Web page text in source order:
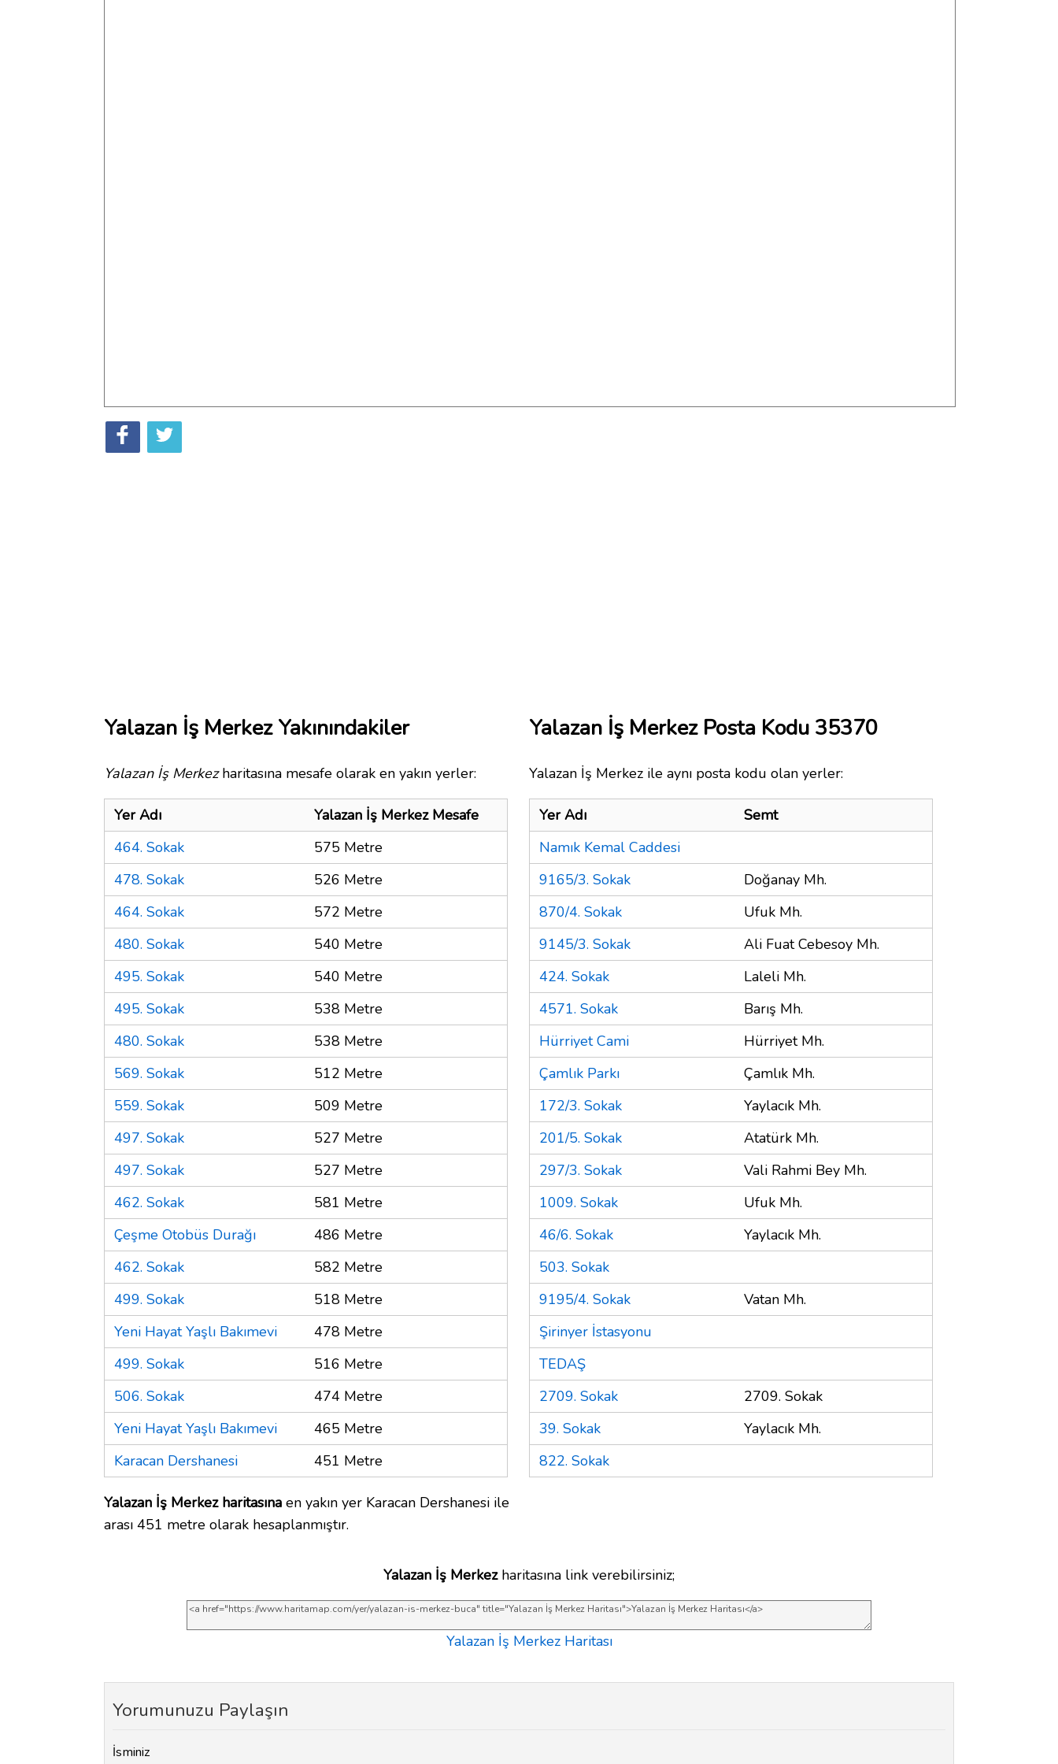
Yalazan İş Merkez Yakınındakiler
Yalazan İş Merkezharitasına mesafe olarak en yakın yerler:
Yer Adı
Yalazan İş Merkez Mesafe
464. Sokak
575 Metre
478. Sokak
526 Metre
464. Sokak
572 Metre
480. Sokak
540 Metre
495. Sokak
540 Metre
495. Sokak
538 Metre
480. Sokak
538 Metre
569. Sokak
512 Metre
559. Sokak
509 Metre
497. Sokak
527 Metre
497. Sokak
527 Metre
462. Sokak
581 Metre
Çeşme Otobüs Durağı
486 Metre
462. Sokak
582 Metre
499. Sokak
518 Metre
Yeni Hayat Yaşlı Bakımevi
478 Metre
499. Sokak
516 Metre
506. Sokak
474 Metre
Yeni Hayat Yaşlı Bakımevi
465 Metre
Karacan Dershanesi
451 Metre
Yalazan İş Merkez haritasına en yakın yer Karacan Dershanesi ile
arası 451 metre olarak hesaplanmıştır.
Yalazan İş Merkez Posta Kodu 35370
Yalazan İş Merkez ile aynı posta kodu olan yerler:
Yer Adı
Semt
Namık Kemal Caddesi
9165/3. Sokak
Doğanay Mh.
870/4. Sokak
Ufuk Mh.
9145/3. Sokak
Ali Fuat Cebesoy Mh.
424. Sokak
Laleli Mh.
4571. Sokak
Barış Mh.
Hürriyet Cami
Hürriyet Mh.
Çamlık Parkı
Çamlık Mh.
172/3. Sokak
Yaylacık Mh.
201/5. Sokak
Atatürk Mh.
297/3. Sokak
Vali Rahmi Bey Mh.
1009. Sokak
Ufuk Mh.
46/6. Sokak
Yaylacık Mh.
503. Sokak
9195/4. Sokak
Vatan Mh.
Şirinyer İstasyonu
TEDAŞ
2709. Sokak
2709. Sokak
39. Sokak
Yaylacık Mh.
822. Sokak
Yalazan İş Merkezharitasına link verebilirsiniz;
Yalazan İş Merkez Haritası
Yorumunuzu Paylaşın
İsminiz